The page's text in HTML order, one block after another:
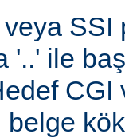
SSI
'..' ile
CGI
belge